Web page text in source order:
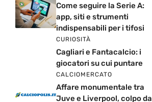
Come seguire la Serie A:
app, siti e strumenti
indispensabili per i tifosi
CURIOSITÀ
Cagliari e Fantacalcio: i
giocatori su cui puntare
CALCIOMERCATO
Affare monumentale tra
Juve e Liverpool, colpo da